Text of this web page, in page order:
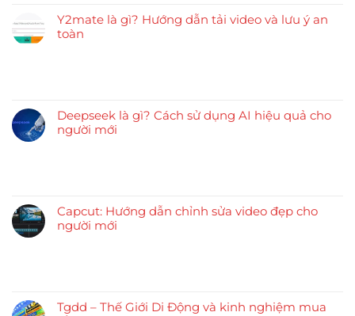
Y2mate là gì? Hướng dẫn tải video và lưu ý an
toàn
Deepseek là gì? Cách sử dụng AI hiệu quả cho
người mới
Capcut: Hướng dẫn chỉnh sửa video đẹp cho
người mới
Tgdd – Thế Giới Di Động và kinh nghiệm mua